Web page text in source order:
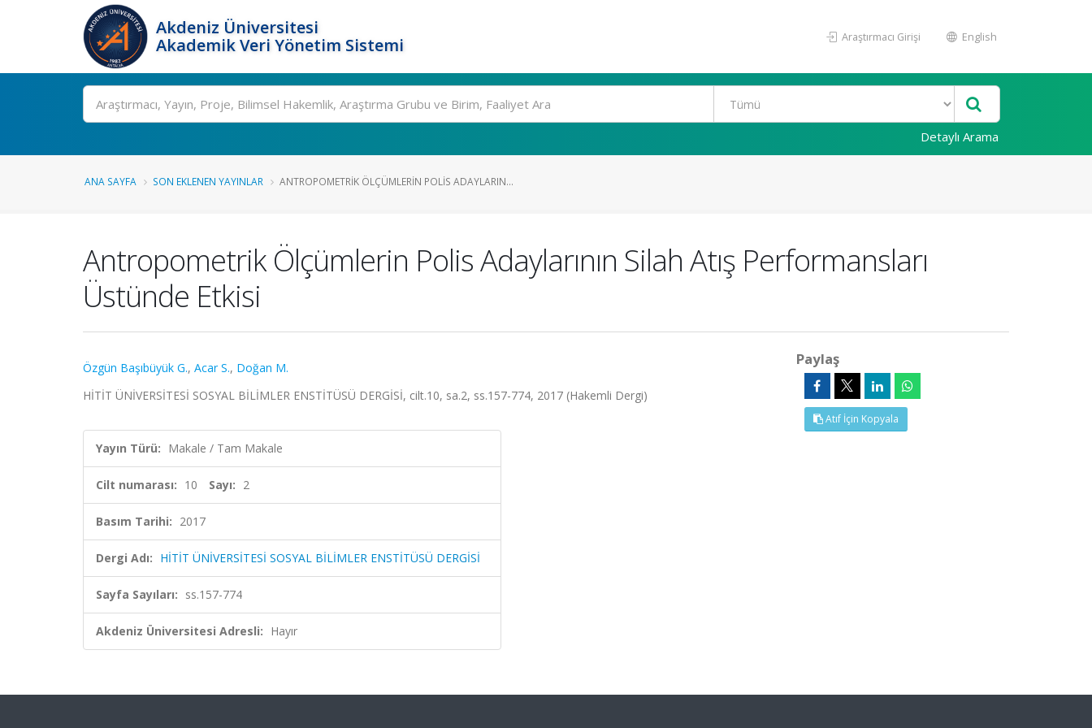
Akdeniz Üniversitesi
Akademik Veri Yönetim Sistemi
Araştırmacı Girişi English
Ara
Detaylı Arama
ANA SAYFA SON EKLENEN YAYINLAR ANTROPOMETRIK ÖLÇÜMLERIN POLIS ADAYLARIN...
Antropometrik Ölçümlerin Polis Adaylarının Silah Atış Performansları
Üstünde Etkisi
Özgün Başıbüyük G., Acar S., Doğan M.
HİTİT ÜNİVERSİTESİ SOSYAL BİLİMLER ENSTİTÜSÜ DERGİSİ, cilt.10, sa.2, ss.157-774, 2017 (Hakemli Dergi)
Yayın Türü: Makale / Tam Makale
Cilt numarası: 10 Sayı: 2
Basım Tarihi: 2017
Dergi Adı: HİTİT ÜNİVERSİTESİ SOSYAL BİLİMLER ENSTİTÜSÜ DERGİSİ
Sayfa Sayıları: ss.157-774
Akdeniz Üniversitesi Adresli: Hayır
Paylaş
Atıf İçin Kopyala